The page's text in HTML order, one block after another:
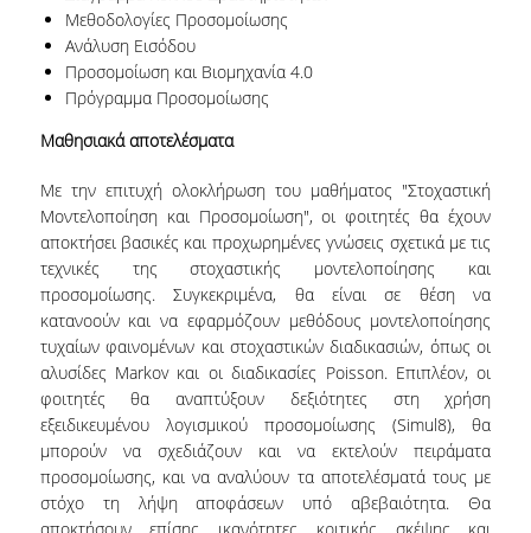
NEWSLETTERS
TESTIMONIALS
ΒΡΑΒΕΙΑ ΕΞΑΙΡΕΤΙΚΗΣ ΕΠΙΔΟΣΗΣ ΣΤΗ
ΑΝΘΡΩΠΙΝΟ ΔΥΝΑΜΙΚΟ
ΠΡΟΣΩΠΙΚΟ ΤΟΥ ΤΜΗΜΑΤΟΣ
ΜΕΛΗ ΔΕΠ
ΕΠΙΤΙΜΟΙ ΔΙΔΑΚΤΟΡΕΣ
ΕΠΙΣΚΕΠΤΕΣ ΚΑΘΗΓΗΤΕΣ
ΜΕΛΗ Ε.ΔΙ.Π.
ΜΕΛΗ Ε.Τ.Ε.Π.
Μεθοδολογίες Προσομοίωσης
Ανάλυση Εισόδου
Προσομοίωση και Βιομηχανία 4.0
Πρόγραμμα Προσομοίωσης
Μαθησιακά αποτελέσματα
Με την επιτυχή ολοκλήρωση του μαθήματος "Στοχαστική
Μοντελοποίηση και Προσομοίωση", οι φοιτητές θα έχουν
αποκτήσει βασικές και προχωρημένες γνώσεις σχετικά με τις
τεχνικές της στοχαστικής μοντελοποίησης και
προσομοίωσης. Συγκεκριμένα, θα είναι σε θέση να
κατανοούν και να εφαρμόζουν μεθόδους μοντελοποίησης
τυχαίων φαινομένων και στοχαστικών διαδικασιών, όπως οι
αλυσίδες Markov και οι διαδικασίες Poisson. Επιπλέον, οι
φοιτητές θα αναπτύξουν δεξιότητες στη χρήση
εξειδικευμένου λογισμικού προσομοίωσης (Simul8), θα
μπορούν να σχεδιάζουν και να εκτελούν πειράματα
προσομοίωσης, και να αναλύουν τα αποτελέσματά τους με
στόχο τη λήψη αποφάσεων υπό αβεβαιότητα. Θα